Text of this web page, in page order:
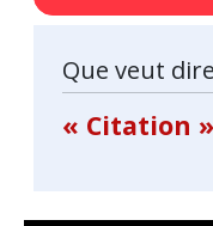
Que veut
« Citation »